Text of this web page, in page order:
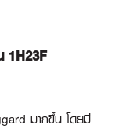
1H23F
มากขึ้น โดยมี